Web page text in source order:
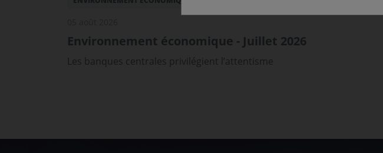
Environnement économique - Juillet 2026
Les banques centrales privilégient l’attentisme